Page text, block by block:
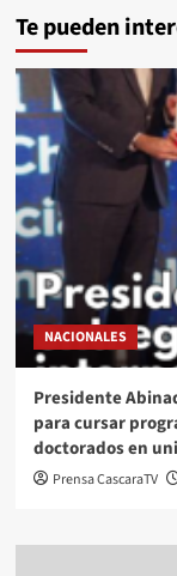
Te pueden
NACIONALES
Presidente
para cursar
doctorados en
Prensa CascaraTV